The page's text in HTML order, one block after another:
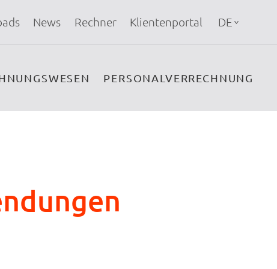
News Rechner Klientenportal DE
PERSONALVERRECHNUNG